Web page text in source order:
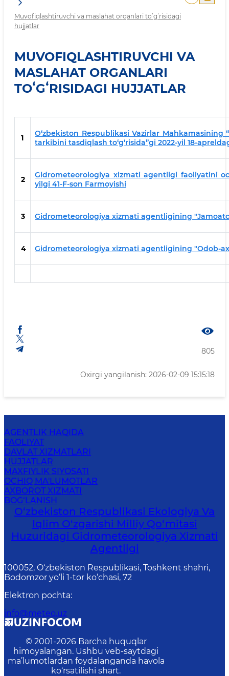
Muvofiqlashtiruvchi va maslahat organlari toʻgʻrisidagi
hujjatlar
MUVOFIQLASHTIRUVCHI VA
MASLAHAT ORGANLARI
TOʻGʻRISIDAGI HUJJATLAR
1
O‘zbekiston Respublikasi Vazirlar Mahkamasining
tarkibini tasdiqlash to‘g‘risida”gi 2022-yil 18-
2
Gidrometeorologiya xizmati agentligi faoliyatini
yilgi 41-F-son Farmoyishi
3 Gidrometeorologiya xizmati agentligining
4 Gidrometeorologiya xizmati agentligining "Odob-
805
Oxirgi yangilanish: 2026-02-09 15:15:18
AGENTLIK HAQIDA
FAOLIYAT
DAVLAT XIZMATLARI
HUJJATLAR
MAXFIYLIK SIYOSATI
OCHIQ MA'LUMOTLAR
AXBOROT XIZMATI
BOG‘LANISH
O‘zbekiston Respublikasi Ekologiya Va
Iqlim O‘zgarishi Milliy Qo‘mitasi
Huzuridagi Gidrometeorologiya Xizmati
Agentligi
100052, O‘zbekiston Respublikasi, Toshkent shahri,
Bodomzor yo‘li 1-tor ko‘chasi, 72
Elektron pochta:
info@meteo.uz
© 2001-2026 Barcha huquqlar
himoyalangan. Ushbu veb-saytdagi
ma’lumotlardan foydalanganda havola
ko‘rsatilishi shart.